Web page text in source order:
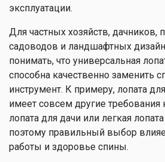
эксплуатации.
Для частных хозяйств, дачников,
садоводов и ландшафтных
понимать, что универсальная
способна качественно заменить
инструмент. К примеру, лопата
имеет совсем другие требования
лопата для дачи или легкая
поэтому правильный выбор
работы и здоровье спины.